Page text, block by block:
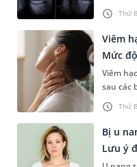
Thứ
sức
làm các
Thứ
Viêm
Mức
Viêm
sau các
liên
hiểu
Bị u
Lưu ý